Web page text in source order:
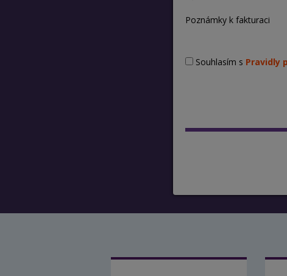
Poznámky k fakturaci
Souhlasím s Pravidly